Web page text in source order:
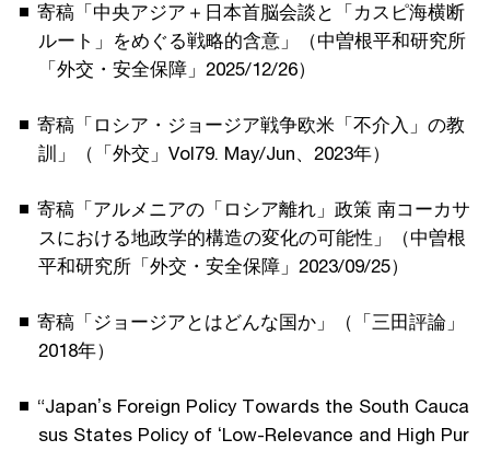
寄稿「中央アジア＋日本首脳会談と「カスピ海横断
ルート」をめぐる戦略的含意」（中曽根平和研究所
「外交・安全保障」2025/12/26）
寄稿「ロシア・ジョージア戦争欧⽶「不介⼊」の教
訓」（「外交」Vol79. May/Jun、2023年）
寄稿「アルメニアの「ロシア離れ」政策 南コーカサ
スにおける地政学的構造の変化の可能性」（中曽根
平和研究所「外交・安全保障」2023/09/25）
寄稿「ジョージアとはどんな国か」（「三⽥評論」
2018年）
“Japanʼs Foreign Policy Towards the South Cauca
sus States Policy of ʻLow-Relevance and High Pur